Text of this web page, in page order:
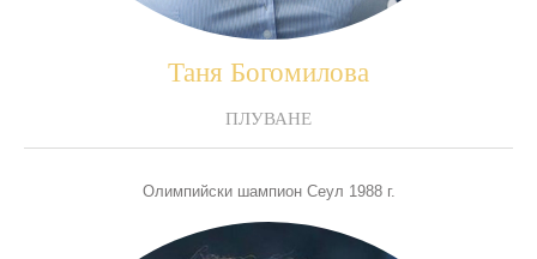
Таня Богомилова
ПЛУВАНЕ
Олимпийски шампион Сеул 1988 г.